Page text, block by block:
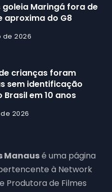
goleia Maringá fora de
aproxima do G8
de 2026
crianças foram
sem identificação
em 10 anos
2026
Manausé uma página
à Network
Produtora de Filmes